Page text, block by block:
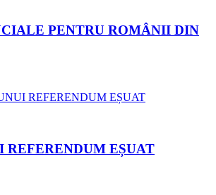
PENTRU ROMÂNII DIN
REFERENDUM EȘUAT